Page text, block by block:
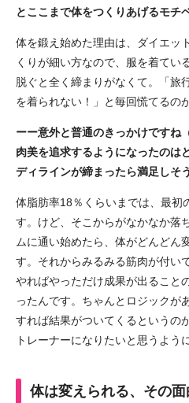
とここまで体をつくりあげるモチ
体を鍛え始めた理由は、ダイエッ
くりが細い方なので、服を着てい
脱ぐと全く締まりがなくて。「旅
を着られない！」と毎回慌てるの
ーー意外と普通のきっかけですね
肉美を追求するようになったの
ディラインが締まったら満足しそ
体脂肪率18％くらいまでは、最初
す。けど、そこからがなかなか落
ムに通い始めたら、体がどんどん
す。それからみるみる筋肉が付い
やればやっただけ成果が出ること
ったんです。ちゃんとロジックが
すれば結果がついてくるというの
トレーナーになりたいと思うよう
体は変えられる、その